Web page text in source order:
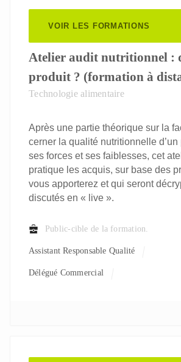
VOIR LES FORMATIONS
Atelier audit nutritionnel :
produit ? (formation à
Technologie alimentaire
Après une partie théorique sur la
cerner la qualité nutritionnelle d’un
ses forces et ses faiblesses, cet
pratique les acquis, sur base des
vous apporterez et qui seront
discutés en « live ».
Public-cible de la formation.
Assistant Responsable Qualité
Délégué Commercial